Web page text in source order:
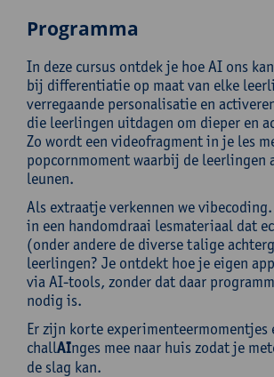
Programma
In deze cursus ontdek je hoe AI ons
bij differentiatie op maat van elke
verregaande personalisatie en
die leerlingen uitdagen om dieper en
Zo wordt een videofragment in je les
popcornmoment waarbij de leerlingen
leunen.
Als extraatje verkennen we
in een handomdraai lesmateriaal dat
(onder andere de diverse talige
leerlingen? Je ontdekt hoe je eigen
via AI-tools, zonder dat daar
nodig is.
Er zijn korte
challAInges mee naar huis zodat je
de slag kan.